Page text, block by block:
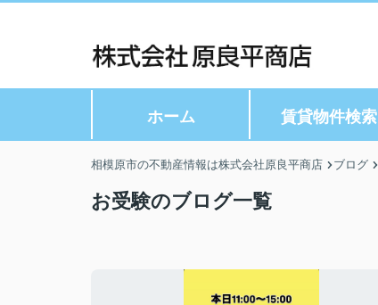
ホーム 賃貸物件検索
相模原市の不動産情報は株式会社原良平商店 ブログ
お受験のブログ一覧